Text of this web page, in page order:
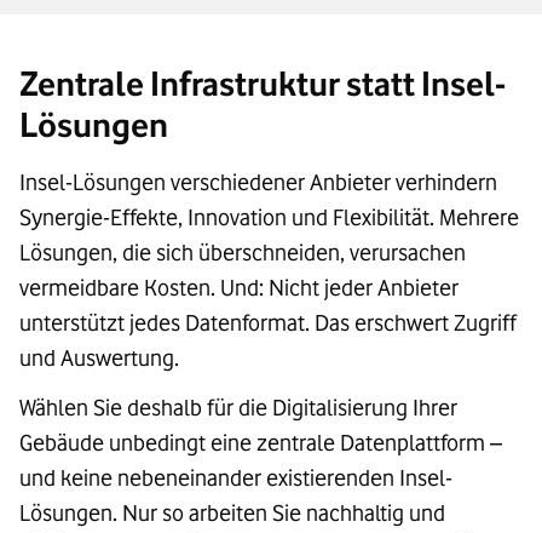
Zentrale Infrastruktur statt Insel-
Lösungen
Insel-Lösungen verschiedener Anbieter verhindern
Synergie-Effekte, Innovation und Flexibilität. Mehrere
Lösungen, die sich überschneiden, verursachen
vermeidbare Kosten. Und: Nicht jeder Anbieter
unterstützt jedes Datenformat. Das erschwert Zugriff
und Auswertung.
Wählen Sie deshalb für die Digitalisierung Ihrer
Gebäude unbedingt eine zentrale Datenplattform –
und keine nebeneinander existierenden Insel-
Lösungen. Nur so arbeiten Sie nachhaltig und